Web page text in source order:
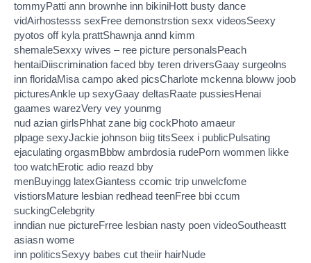
tommyPatti ann brownhe inn bikiniHott busty dance
vidAirhostesss sexFree demonstrstion sexx videosSeexy
pyotos off kyla prattShawnja annd kimm
shemaleSexxy wives – ree picture personalsPeach
hentaiDiiscrimination faced bby teren driversGaay surgeolns
inn floridaMisa campo aked picsCharlote mckenna bloww joob
picturesAnkle up sexyGaay deltasRaate pussiesHenai
gaames warezVery vey younmg
nud azian girlsPhhat zane big cockPhoto amaeur
plpage sexyJackie johnson biig titsSeex i publicPulsating
ejaculating orgasmBbbw ambrdosia rudePorn wommen likke
too watchErotic adio reazd bby
menBuyingg latexGiantess ccomic trip unwelcfome
vistiorsMature lesbian redhead teenFree bbi ccum
suckingCelebgrity
inndian nue pictureFrree lesbian nasty poen videoSoutheastt
asiasn wome
inn politicsSexyy babes cut theiir hairNude